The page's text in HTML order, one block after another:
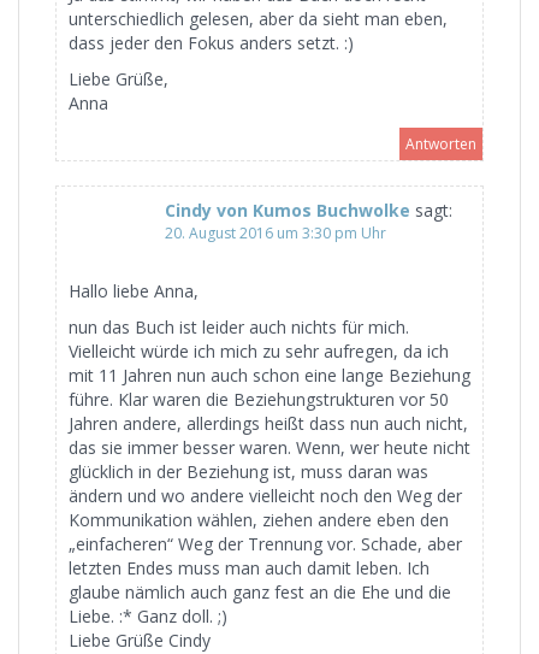
unterschiedlich gelesen, aber da sieht man eben,
dass jeder den Fokus anders setzt. :)
Liebe Grüße,
Anna
Antworten
Cindy von Kumos Buchwolke sagt:
20. August 2016 um 3:30 pm Uhr
Hallo liebe Anna,
nun das Buch ist leider auch nichts für mich.
Vielleicht würde ich mich zu sehr aufregen, da ich
mit 11 Jahren nun auch schon eine lange Beziehung
führe. Klar waren die Beziehungstrukturen vor 50
Jahren andere, allerdings heißt dass nun auch nicht,
das sie immer besser waren. Wenn, wer heute nicht
glücklich in der Beziehung ist, muss daran was
ändern und wo andere vielleicht noch den Weg der
Kommunikation wählen, ziehen andere eben den
„einfacheren“ Weg der Trennung vor. Schade, aber
letzten Endes muss man auch damit leben. Ich
glaube nämlich auch ganz fest an die Ehe und die
Liebe. :* Ganz doll. ;)
Liebe Grüße Cindy